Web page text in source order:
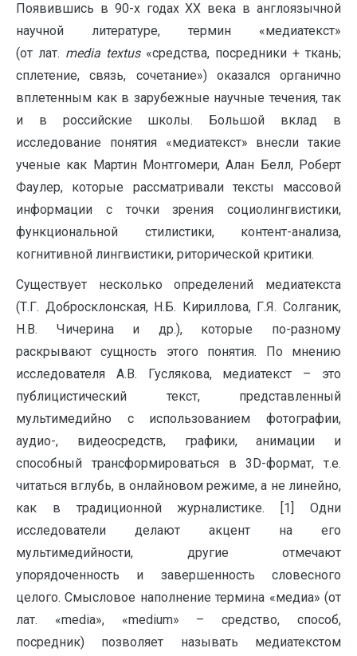
Появившись в 90-х годах ХХ века в англоязычной
научной литературе, термин «медиатекст»
(от лат. media textus«средства, посредники + ткань;
сплетение, связь, сочетание») оказался органично
вплетенным как в зарубежные научные течения, так
и в российские школы. Большой вклад в
исследование понятия «медиатекст» внесли такие
ученые как Мартин Монтгомери, Алан Белл, Роберт
Фаулер, которые рассматривали тексты массовой
информации с точки зрения социолингвистики,
функциональной стилистики, контент-анализа,
когнитивной лингвистики, риторической критики.
Существует несколько определений медиатекста
(Т.Г. Добросклонская, Н.Б. Кириллова, Г.Я. Солганик,
Н.В. Чичерина и др.), которые по-разному
раскрывают сущность этого понятия. По мнению
исследователя А.В. Гуслякова, медиатекст – это
публицистический текст, представленный
мультимедийно c использованием фотографии,
аудио-, видеосредств, графики, анимации и
способный трансформироваться в 3D-формат, т.е.
читаться вглубь, в онлайновом режиме, а не линейно,
как в традиционной журналистике. [1] Одни
исследователи делают акцент на его
мультимедийности, другие отмечают
упорядоченность и завершенность словесного
целого. Смысловое наполнение термина «медиа» (от
лат. «media», «medium» – средство, способ,
посредник) позволяет называть медиатекстом